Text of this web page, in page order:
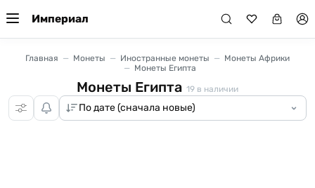
Империал
Главная Монеты Иностранные монеты
Монеты Африки
Монеты Египта
Монеты Египта 19 в наличии